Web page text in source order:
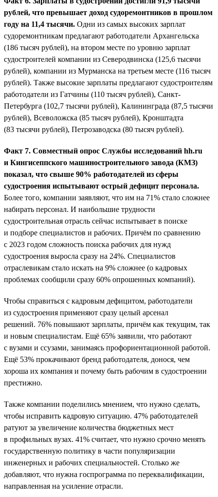
рублей, что превышает доход судоремонтников в прошлом
году на 11,4 тысячи. Одни из самых высоких зарплат
судоремонтникам предлагают работодатели Архангельска
(186 тысяч рублей), на втором месте по уровню зарплат
судостроителей компании из Северодвинска (125,6 тысячи
рублей), компании из Мурманска на третьем месте (116 тысяч
рублей). Также высокие зарплаты предлагают судостроителям
работодатели из Гатчины (110 тысяч рублей), Санкт-
Петербурга (102,7 тысячи рублей), Калининграда (87,5 тысячи
рублей), Всеволожска (85 тысяч рублей), Кронштадта
(83 тысячи рублей), Петрозаводска (80 тысяч рублей).
Факт 7. Совместный опрос Службы исследований hh.ru
и Кингисеппского машиностроительного завода (КМЗ)
показал, что свыше 90% работодателей из сферы
судостроения испытывают острый дефицит персонала.
Более того, компании заявляют, что им на 71% стало сложнее
набирать персонал. И наибольшие трудности
судостроительная отрасль сейчас испытывает в поиске
и подборе специалистов и рабочих. Причём по сравнению
с 2023 годом сложность поиска рабочих для нужд
судостроения выросла сразу на 24%. Специалистов
отраслевикам стало искать на 9% сложнее (о кадровых
проблемах сообщили сразу 60% опрошенных компаний).
Чтобы справиться с кадровым дефицитом, работодатели
из судостроения применяют сразу целый арсенал
решений. 76% повышают зарплаты, причём как текущим, так
и новым специалистам. Ещё 65% заявили, что работают
с вузами и ссузами, занимаясь профориентационной работой.
Ещё 53% прокачивают бренд работодателя, донося, чем
хороша их компания и почему быть рабочим в судостроении
престижно.
Также компании поделились мнением, что нужно сделать,
чтобы исправить кадровую ситуацию. 47% работодателей
ратуют за увеличение количества бюджетных мест
в профильных вузах. 41% считает, что нужно срочно менять
государственную политику в части популяризации
инженерных и рабочих специальностей. Столько же
добавляют, что нужна госпрограмма по переквалификации,
направленная на усиление отрасли.